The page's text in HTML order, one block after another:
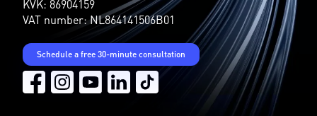
KVK: 86904159
VAT number: NL864141506B01
Schedule a free 30-minute consultation